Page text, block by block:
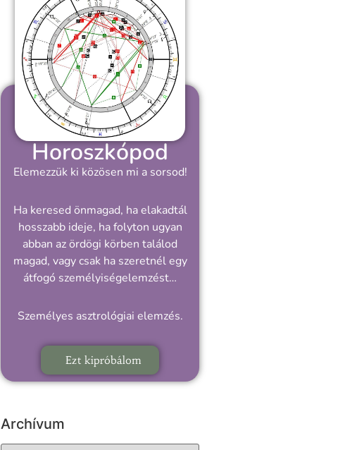
Horoszkópod
Elemezzük ki közösen mi a sorsod!
Ha keresed önmagad, ha elakadtál
hosszabb ideje, ha folyton ugyan
abban az ördögi körben találod
magad, vagy csak ha szeretnél egy
átfogó személyiségelemzést…
Személyes asztrológiai elemzés.
Ezt kipróbálom
Archívum